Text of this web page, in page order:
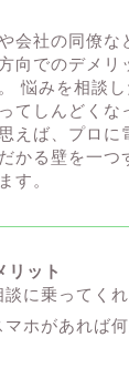
会社の同僚な
向でのデメリ
悩みを相談
てしんどくな
えば、プロに
かる壁を一つ
す。
リット
に乗ってくれ
ホがあれば